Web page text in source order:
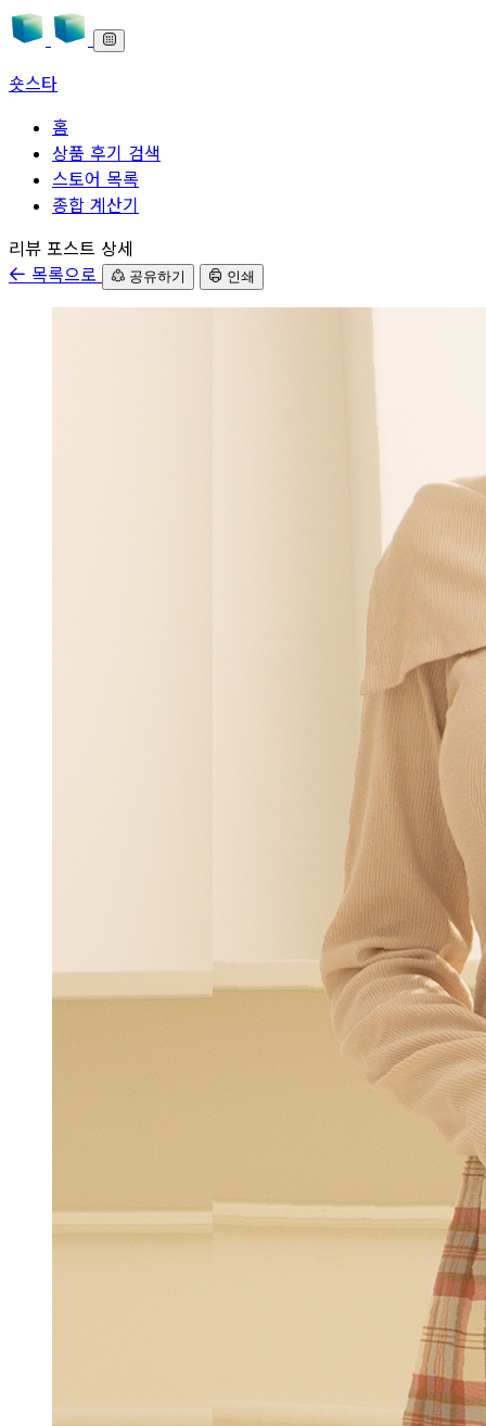
숏스타
홈
상품 후기 검색
스토어 목록
종합 계산기
본문으로 바로가기
리뷰 포스트 상세
목록으로
공유하기 인쇄